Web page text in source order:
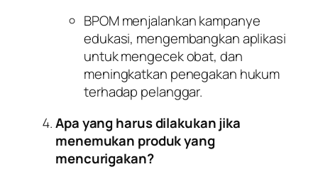
BPOM menjalankan kampanye
edukasi, mengembangkan aplikasi
untuk mengecek obat, dan
meningkatkan penegakan hukum
terhadap pelanggar.
Apa yang harus dilakukan jika
menemukan produk yang
mencurigakan?